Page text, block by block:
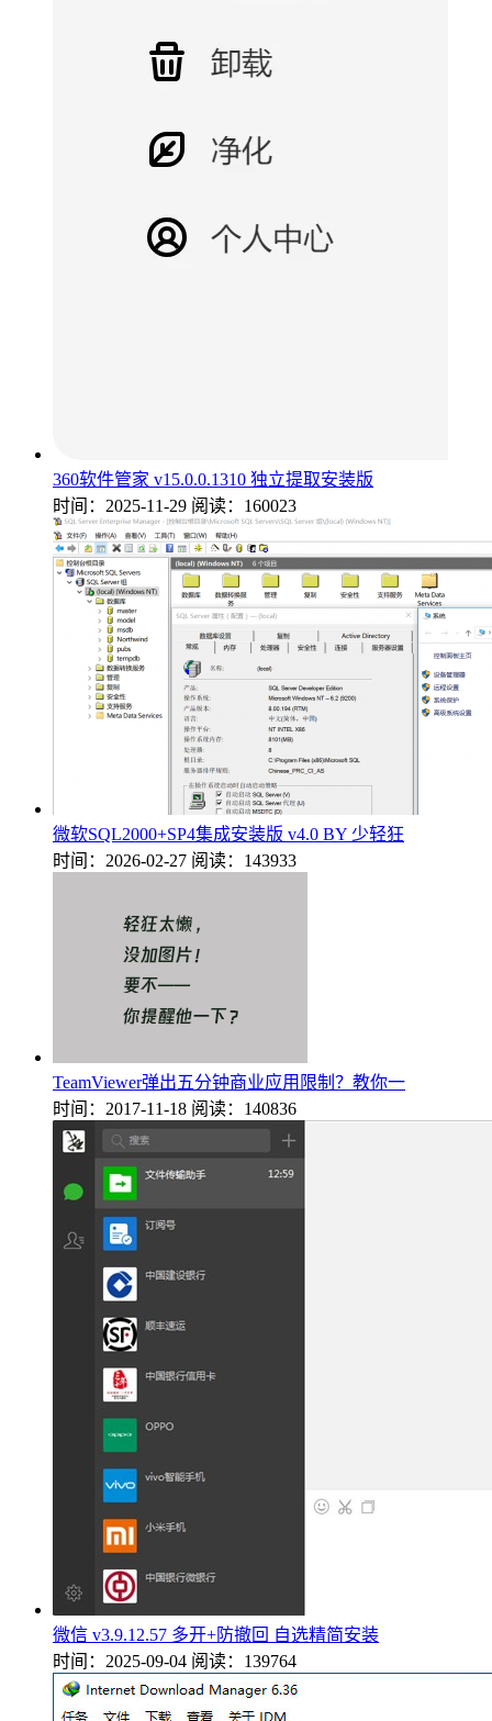
360软件管家 v15.0.0.1310 独立提取安装版
时间：2025-11-29 阅读：160023
微软SQL2000+SP4集成安装版 v4.0 BY 少轻狂
时间：2026-02-27 阅读：143933
TeamViewer弹出五分钟商业应用限制？教你一
时间：2017-11-18 阅读：140836
微信 v3.9.12.57 多开+防撤回 自选精简安装
时间：2025-09-04 阅读：139764